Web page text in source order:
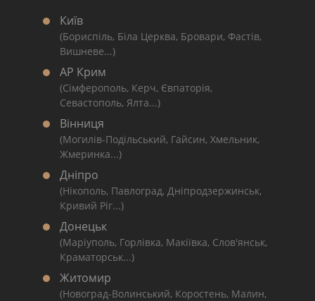
Київ
(Бориспіль, Біла Церква, Бровари, Фастів,
Вишневе...)
АР Крим
(Сімферополь, Керч, Євпаторія,
Севастополь, Ялта...)
Вінниця
(Могилів-Подільський, Гайсин, Хмельник,
Жмеринка...)
Дніпро
(Нікополь, Павлоград, Дніпродзержинськ,
Кривий Ріг...)
Донецьк
(Маріуполь, Горлівка, Макіївка, Слов'янськ,
Краматорськ...)
Житомир
(Новоград-Волинський, Коростень, Малин,